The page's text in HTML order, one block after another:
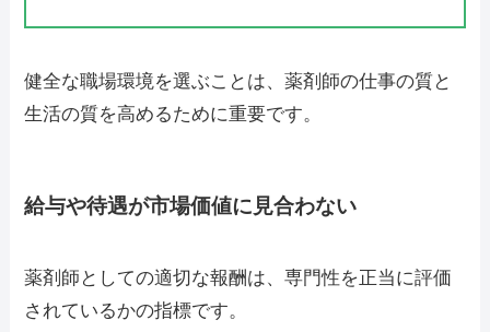
健全な職場環境を選ぶことは、薬剤師の仕事の質と
生活の質を高めるために重要です。
給与や待遇が市場価値に見合わない
薬剤師としての適切な報酬は、専門性を正当に評価
されているかの指標です。